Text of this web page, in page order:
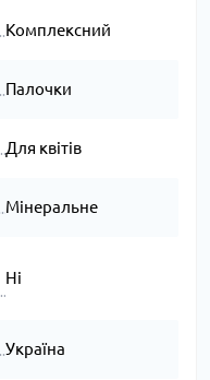
Комплексний
Палочки
Для квітів
Мінеральне
Ні
Україна